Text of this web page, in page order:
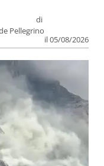
di
Pellegrino
il 05/08/2026